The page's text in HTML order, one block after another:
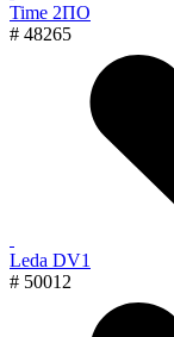
Time 2ПО
# 48265
Leda DV1
# 50012